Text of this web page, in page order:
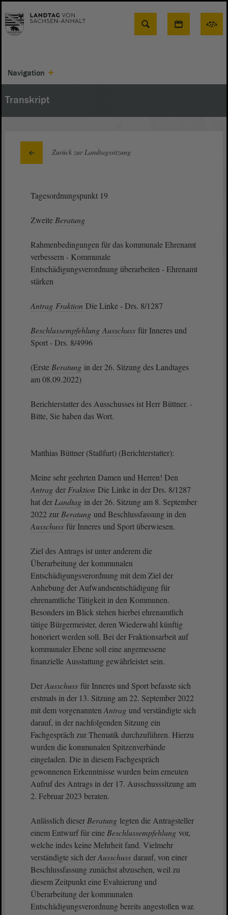
Suche
Navigation
Transkript
Zurück zur Landtagssitzung
Tagesordnungspunkt 19
Zweite Beratung
Rahmenbedingungen für das kommunale Ehrenamt
verbessern - Kommunale
Entschädigungsverordnung überarbeiten - Ehrenamt
stärken
Antrag Fraktion Die Linke - Drs. 8/1287
Beschlussempfehlung Ausschuss für Inneres und
Sport - Drs. 8/4996
(Erste Beratung in der 26. Sitzung des Landtages
am 08.09.2022)
Berichterstatter des Ausschusses ist Herr Büttner. -
Bitte, Sie haben das Wort.
Matthias Büttner (Staßfurt) (Berichterstatter):
Meine sehr geehrten Damen und Herren! Den
Antrag der Fraktion Die Linke in der Drs. 8/1287
hat der Landtag in der 26. Sitzung am 8. September
2022 zur Beratung und Beschlussfassung in den
Ausschuss für Inneres und Sport überwiesen.
Ziel des Antrags ist unter anderem die
Überarbeitung der kommunalen
Entschädigungsverordnung mit dem Ziel der
Anhebung der Aufwandsentschädigung für
ehrenamtliche Tätigkeit in den Kommunen.
Besonders im Blick stehen hierbei ehrenamtlich
tätige Bürgermeister, deren Wiederwahl künftig
honoriert werden soll. Bei der Fraktionsarbeit auf
kommunaler Ebene soll eine angemessene
finanzielle Ausstattung gewährleistet sein.
DerAusschuss für Inneres und Sport befasste sich
erstmals in der 13. Sitzung am 22. September 2022
mit dem vorgenannten Antrag und verständigte sich
darauf, in der nachfolgenden Sitzung ein
Fachgespräch zur Thematik durchzuführen. Hierzu
wurden die kommunalen Spitzenverbände
eingeladen. Die in diesem Fachgespräch
gewonnenen Erkenntnisse wurden beim erneuten
Aufruf des Antrags in der 17. Ausschusssitzung am
2. Februar 2023 beraten.
Anlässlich dieser Beratung legten die Antragsteller
einem Entwurf für eine Beschlussempfehlung vor,
welche indes keine Mehrheit fand. Vielmehr
verständigte sich derAusschuss darauf, von einer
Beschlussfassung zunächst abzusehen, weil zu
diesem Zeitpunkt eine Evaluierung und
Überarbeitung der kommunalen
Entschädigungsverordnung bereits angestoßen war.